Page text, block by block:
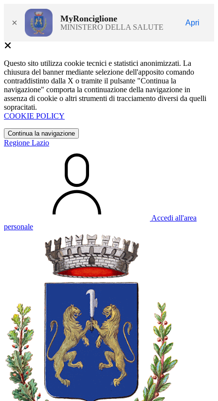
× MyRonciglione
MINISTERO DELLA SALUTE
Apri
Questo sito utilizza cookie tecnici e statistici anonimizzati. La
chiusura del banner mediante selezione dell'apposito comando
contraddistinto dalla X o tramite il pulsante "Continua la
navigazione" comporta la continuazione della navigazione in
assenza di cookie o altri strumenti di tracciamento diversi da quelli
sopracitati.
COOKIE POLICY
Continua la navigazione
Regione Lazio
Accedi all'area
personale